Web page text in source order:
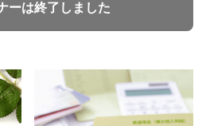
ーは終了しました